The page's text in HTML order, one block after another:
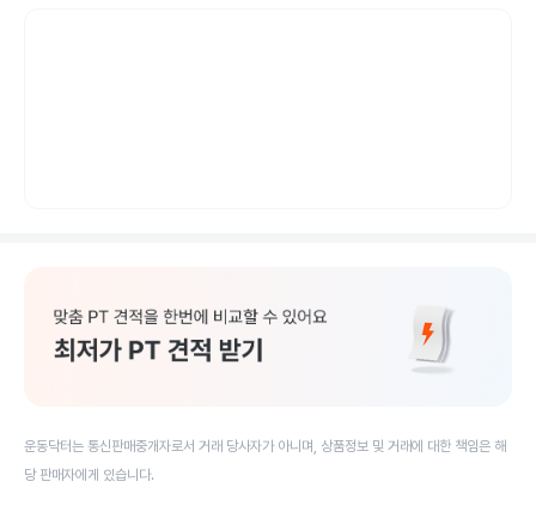
운동닥터는 통신판매중개자로서 거래 당사자가 아니며, 상품정보 및 거래에 대한 책임은 해
당 판매자에게 있습니다.